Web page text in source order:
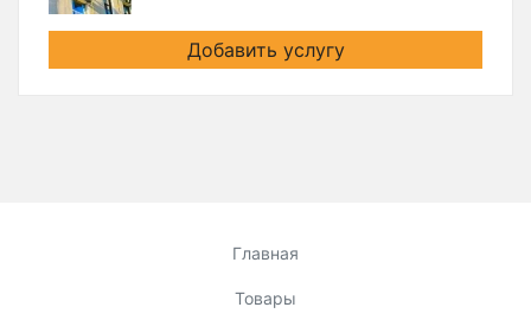
Добавить услугу
Главная
Товары